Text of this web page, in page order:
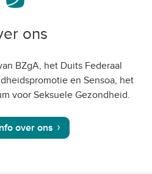
ons
BZgA, het Duits Federaal
en Sensoa, het
voor Seksuele Gezondheid.
over ons